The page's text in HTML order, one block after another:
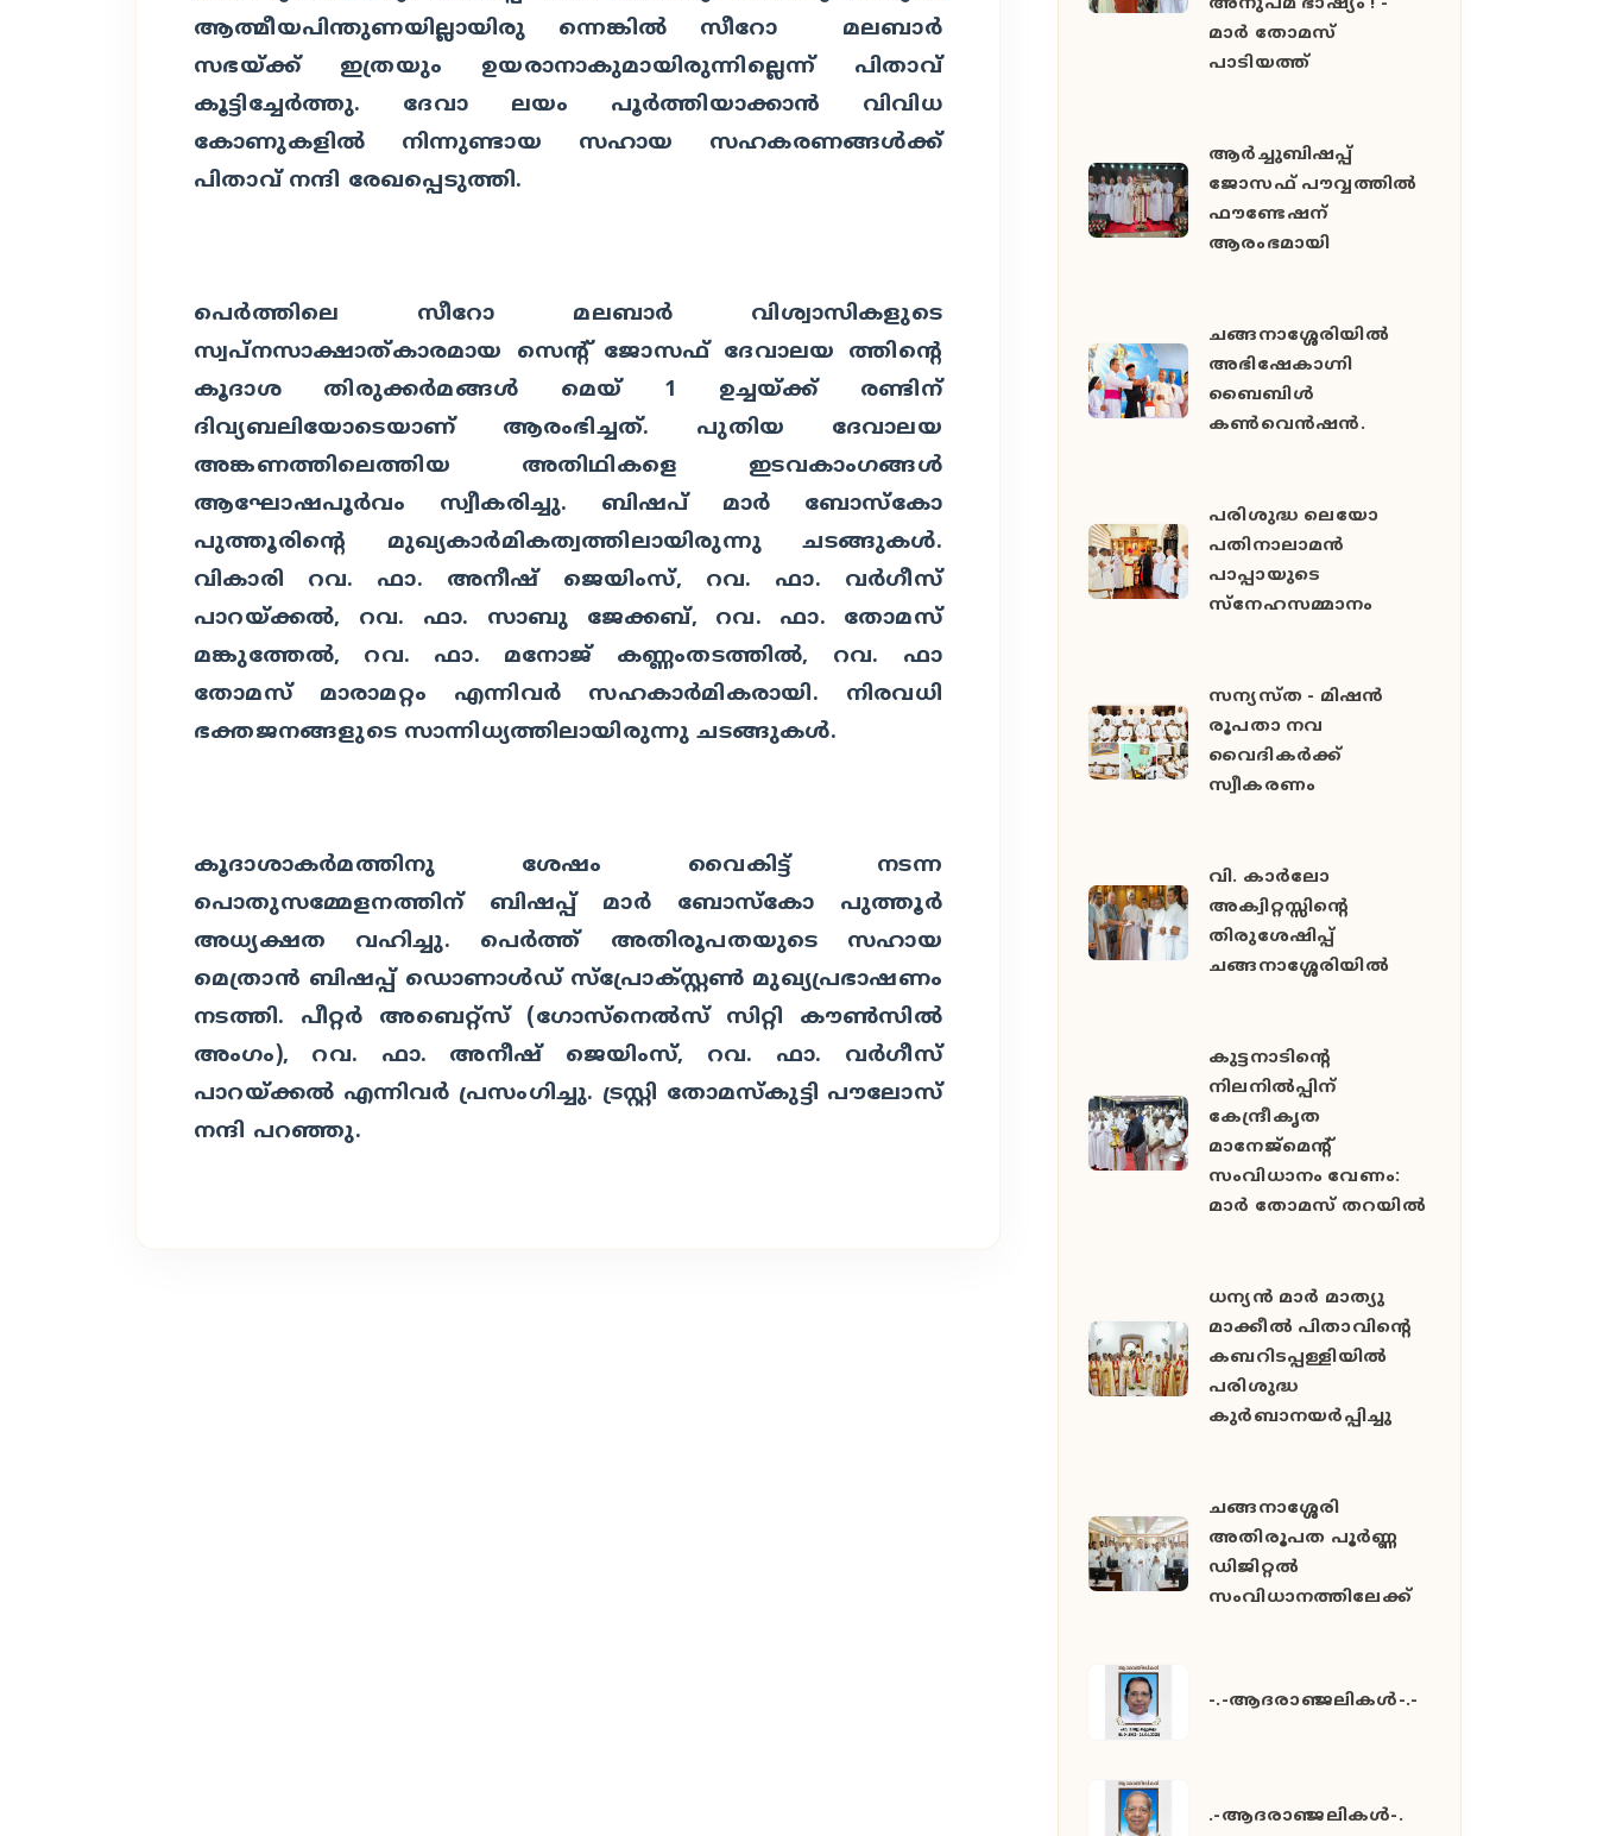
ആത്മീയപിന്തുണയില്ലായിരു ന്നെങ്കില്‍ സീറോ മലബാര്‍
സഭയ്ക്ക് ഇത്രയും ഉയരാനാകുമായിരുന്നില്ലെന്ന് പിതാവ്
കൂട്ടിച്ചേര്‍ത്തു. ദേവാ ലയം പൂര്‍ത്തിയാക്കാന്‍ വിവിധ
കോണുകളില്‍ നിന്നുണ്ടായ സഹായ സഹകരണങ്ങള്‍ക്ക്
പിതാവ് നന്ദി രേഖപ്പെടുത്തി.
പെര്‍ത്തിലെ സീറോ മലബാര്‍ വിശ്വാസികളുടെ
സ്വപ്‌നസാക്ഷാത്കാരമായ സെന്റ് ജോസഫ് ദേവാലയ ത്തിന്റെ
കൂദാശ തിരുക്കര്‍മങ്ങള്‍ മെയ് 1
ഉച്ചയ്ക്ക് രണ്ടിന്
ദിവ്യബലിയോടെയാണ് ആരംഭിച്ചത്. പുതിയ ദേവാലയ
അങ്കണത്തിലെത്തിയ അതിഥികളെ ഇടവകാംഗങ്ങള്‍
ആഘോഷപൂര്‍വം സ്വീകരിച്ചു. ബിഷപ് മാര്‍ ബോസ്‌കോ
പുത്തൂരിന്റെ മുഖ്യകാര്‍മികത്വത്തിലായിരുന്നു ചടങ്ങുകള്‍.
വികാരി റവ. ഫാ. അനീഷ് ജെയിംസ്, റവ. ഫാ. വര്‍ഗീസ്
പാറയ്ക്കല്‍, റവ. ഫാ. സാബു ജേക്കബ്, റവ. ഫാ. തോമസ്
മങ്കുത്തേല്‍, റവ. ഫാ. മനോജ് കണ്ണംതടത്തില്‍, റവ. ഫാ
തോമസ് മാരാമറ്റം എന്നിവര്‍ സഹകാര്‍മികരായി. നിരവധി
ഭക്തജനങ്ങളുടെ സാന്നിധ്യത്തിലായിരുന്നു ചടങ്ങുകള്‍.
കൂദാശാകര്‍മത്തിനു ശേഷം വൈകിട്ട് നടന്ന
പൊതുസമ്മേളനത്തിന് ബിഷപ്പ് മാര്‍ ബോസ്‌കോ പുത്തൂര്‍
അധ്യക്ഷത വഹിച്ചു. പെര്‍ത്ത് അതിരൂപതയുടെ സഹായ
മെത്രാന്‍ ബിഷപ്പ് ഡൊണാള്‍ഡ് സ്പ്രോക്സ്റ്റണ്‍ മുഖ്യപ്രഭാഷണം
നടത്തി. പീറ്റര്‍ അബെറ്റ്സ് (ഗോസ്നെല്‍സ് സിറ്റി കൗണ്‍സില്‍
അംഗം), റവ. ഫാ. അനീഷ് ജെയിംസ്, റവ. ഫാ. വര്‍ഗീസ്
പാറയ്ക്കല്‍ എന്നിവര്‍ പ്രസംഗിച്ചു. ട്രസ്റ്റി തോമസ്‌കുട്ടി പൗലോസ്
നന്ദി പറഞ്ഞു.
അനുപമ ഭാഷ്യം ! -
മാർ തോമസ്
പാടിയത്ത്
ആർച്ചുബിഷപ്പ്
ജോസഫ് പൗവ്വത്തിൽ
ഫൗണ്ടേഷന്
ആരംഭമായി
ചങ്ങനാശ്ശേരിയിൽ
അഭിഷേകാഗ്നി
ബൈബിൾ
കൺവെൻഷൻ.
പരിശുദ്ധ ലെയോ
പതിനാലാമൻ
പാപ്പായുടെ
സ്നേഹസമ്മാനം
സന്യസ്ത - മിഷൻ
രൂപതാ നവ
വൈദികർക്ക്
സ്വീകരണം
വി. കാർലോ
അക്വിറ്റസ്സിന്റെ
തിരുശേഷിപ്പ്
ചങ്ങനാശ്ശേരിയിൽ
കുട്ടനാടിന്റെ
നിലനിൽപ്പിന്
കേന്ദ്രീകൃത
മാനേജ്മെന്റ്
സംവിധാനം വേണം:
മാർ തോമസ് തറയിൽ
ധന്യൻ മാർ മാത്യു
മാക്കീൽ പിതാവിൻ്റെ
കബറിടപ്പള്ളിയിൽ
പരിശുദ്ധ
കുർബാനയർപ്പിച്ചു
ചങ്ങനാശ്ശേരി
അതിരൂപത പൂർണ്ണ
ഡിജിറ്റൽ
സംവിധാനത്തിലേക്ക്
-.-ആദരാഞ്ജലികൾ-.-
.-ആദരാഞ്ജലികൾ-.